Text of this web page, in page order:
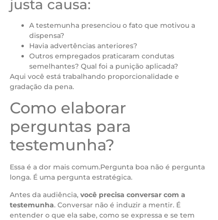
justa causa:
A testemunha presenciou o fato que motivou a
dispensa?
Havia advertências anteriores?
Outros empregados praticaram condutas
semelhantes? Qual foi a punição aplicada?
Aqui você está trabalhando proporcionalidade e
gradação da pena.
Como elaborar
perguntas para
testemunha?
Essa é a dor mais comum.Pergunta boa não é pergunta
longa. É uma pergunta estratégica.
Antes da audiência, você precisa conversar com a
testemunha. Conversar não é induzir a mentir. É
entender o que ela sabe, como se expressa e se tem